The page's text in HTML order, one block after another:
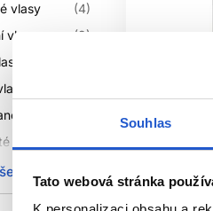
Souhlas
Tato webová stránka
modré nebo pigmentované
ke každodennímu použití pro
Tónovací produkt
JAK
vlasy
4
9
vlasy
vlasy
vlasy
-36%
olej pro